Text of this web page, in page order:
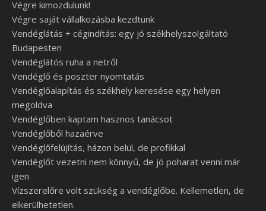
Végre kimozdulunk!
Végre saját vállalkozásba kezdtünk
Vendéglátás + cégindítás: egy jó székhelyszolgáltató
Budapesten
Vendéglátós ruha a netről
Vendéglő és poszter nyomtatás
Vendéglőalapítás és székhely keresése egy helyen
megoldva
Vendéglőben kaptam hasznos tanácsot
Vendéglőből hazaérve
Vendéglőfelújítás, házon belül, de profikkal
Vendéglőt vezetni nem könnyű, de jó poharat venni már
igen
Vízszerelőre volt szükség a vendéglőbe. Kellemetlen, de
elkerülhetetlen.